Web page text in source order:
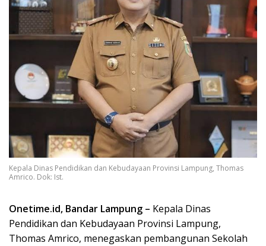
Kepala Dinas Pendidikan dan Kebudayaan Provinsi Lampung, Thomas
Amrico. Dok: Ist.
Onetime.id, Bandar Lampung – Kepala Dinas
Pendidikan dan Kebudayaan Provinsi Lampung,
Thomas Amrico, menegaskan pembangunan Sekolah